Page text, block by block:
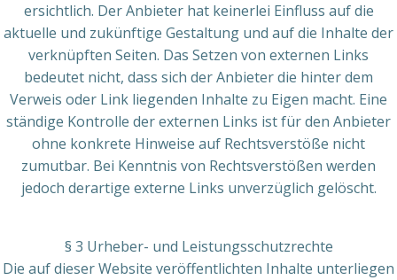
ersichtlich. Der Anbieter hat keinerlei Einfluss auf die
aktuelle und zukünftige Gestaltung und auf die Inhalte der
verknüpften Seiten. Das Setzen von externen Links
bedeutet nicht, dass sich der Anbieter die hinter dem
Verweis oder Link liegenden Inhalte zu Eigen macht. Eine
ständige Kontrolle der externen Links ist für den Anbieter
ohne konkrete Hinweise auf Rechtsverstöße nicht
zumutbar. Bei Kenntnis von Rechtsverstößen werden
jedoch derartige externe Links unverzüglich gelöscht.
§ 3 Urheber- und Leistungsschutzrechte
Die auf dieser Website veröffentlichten Inhalte unterliegen